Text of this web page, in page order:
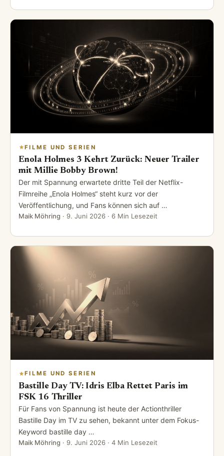
FILME UND SERIEN
Enola Holmes 3 Kehrt Zurück: Neuer Trailer
mit Millie Bobby Brown!
Der mit Spannung erwartete dritte Teil der Netflix-
Filmreihe „Enola Holmes“ steht kurz vor der
Veröffentlichung, und Fans können sich auf …
Maik Möhring · 9. Juni 2026 · 6 Min Lesezeit
FILME UND SERIEN
Bastille Day TV: Idris Elba Rettet Paris im
FSK 16 Thriller
Für Fans von Spannung ist heute der Actionthriller
Bastille Day im TV zu sehen, bekannt unter dem Fokus-
Keyword bastille day …
Maik Möhring · 9. Juni 2026 · 4 Min Lesezeit